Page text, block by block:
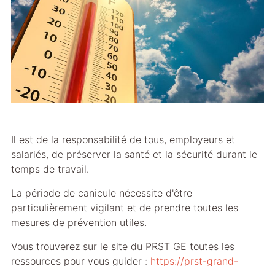
Il est de la responsabilité de tous, employeurs et
salariés, de préserver la santé et la sécurité durant le
temps de travail.
La période de canicule nécessite d'être
particulièrement vigilant et de prendre toutes les
mesures de prévention utiles.
Vous trouverez sur le site du PRST GE toutes les
ressources pour vous guider : https://prst-grand-